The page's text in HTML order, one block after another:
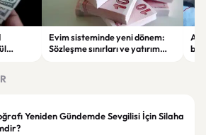
Evim sisteminde yeni dönem:
Sözleşme sınırları ve yatırım
Yeniden Gündemde Sevgilisi İçin Silaha